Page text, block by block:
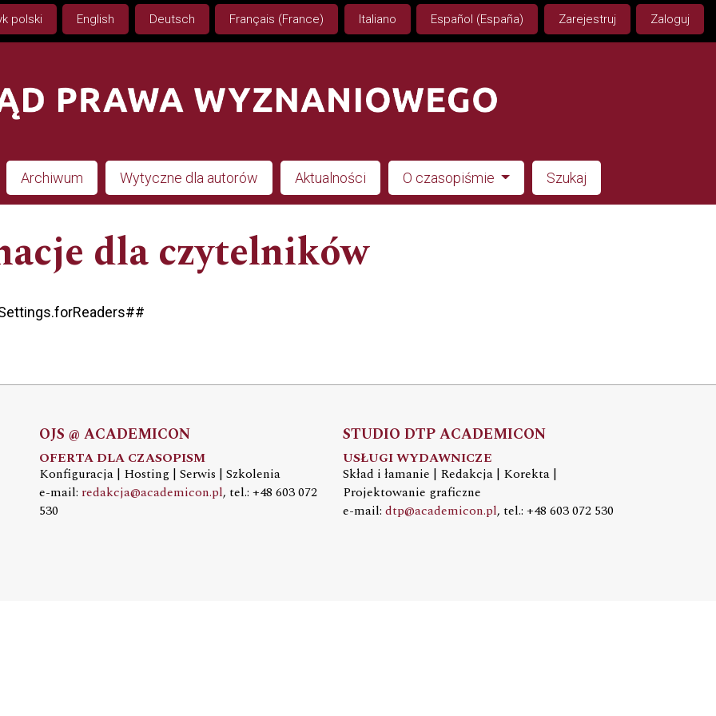
polski English Deutsch Français (France) Italiano Español (España) Zarejestruj Zaloguj
Archiwum Wytyczne dla autorów Aktualności O czasopiśmie Szukaj
dla czytelników
OJS @ ACADEMICON
OFERTA DLA CZASOPISM
Konfiguracja | Hosting | Serwis | Szkolenia
e-mail: redakcja@academicon.pl, tel.: +48 603 072
530
STUDIO DTP ACADEMICON
USŁUGI WYDAWNICZE
Skład i łamanie | Redakcja | Korekta |
Projektowanie graficzne
e-mail: dtp@academicon.pl, tel.: +48 603 072 530